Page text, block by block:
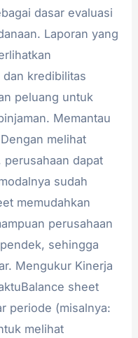
dasar evaluasi
Laporan yang
kredibilitas
peluang untuk
Memantau
melihat
dapat
sudah
memudahkan
perusahaan
sehingga
Mengukur Kinerja
sheet
periode (misalnya:
melihat